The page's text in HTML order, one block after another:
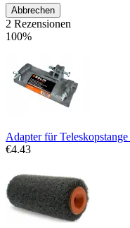
Abbrechen
2 Rezensionen
100%
Adapter für
€4.43